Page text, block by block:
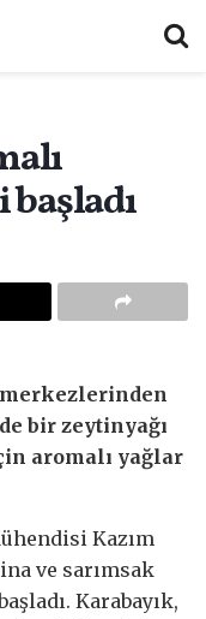
bir zeytinyağı
aromalı yağlar
Kazım
ve sarımsak
Karabayık,